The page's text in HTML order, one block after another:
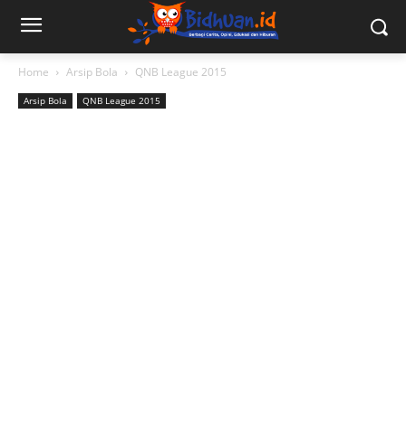
Home Arsip Bola QNB League 2015
Arsip Bola QNB League 2015